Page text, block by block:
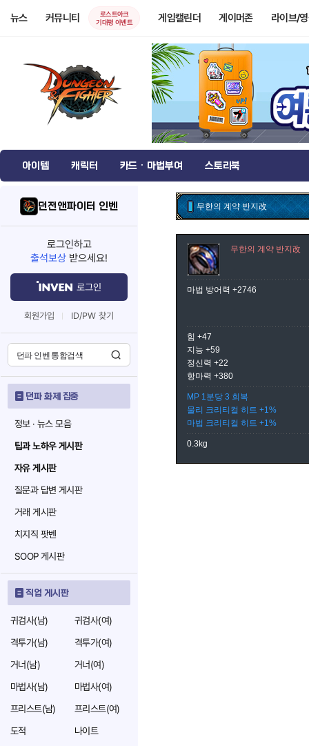
뉴스 커뮤니티
로스트아크
기대평 이벤트
게임캘린더 게이머존 라이브/
아이템 캐릭터 카드 · 마법부여 스토리북
던전앤파이터 인벤
로그인하고
출석보상 받으세요!
로그인
회원가입 ID/PW 찾기
던파 화제 집중
정보 · 뉴스 모음
팁과 노하우 게시판
자유 게시판
질문과 답변 게시판
거래 게시판
치지직 팟벤
SOOP 게시판
직업 게시판
귀검사(남)
귀검사(여)
격투가(남)
격투가(여)
거너(남)
거너(여)
마법사(남)
마법사(여)
프리스트(남)
프리스트(여)
도적
나이트
무한의 계약 반지改
무한의 계약 반지改
마법 방어력 +2746
힘 +47
지능 +59
정신력 +22
항마력 +380
MP 1분당 3 회복
물리 크리티컬 히트 +1%
마법 크리티컬 히트 +1%
0.3kg